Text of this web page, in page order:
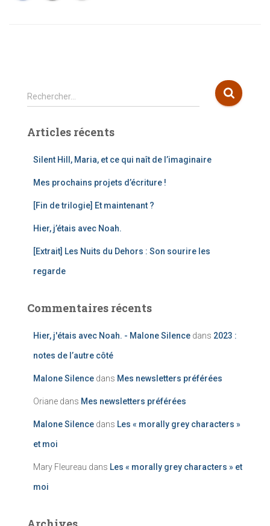
R
e
h
Rechercher…
Articles récents
Silent Hill, Maria, et ce qui naît de l’imaginaire
Mes prochains projets d’écriture !
[Fin de trilogie] Et maintenant ?
Hier, j’étais avec Noah.
[Extrait] Les Nuits du Dehors : Son sourire les
regarde
Commentaires récents
Hier, j'étais avec Noah. - Malone Silence dans 2023 :
notes de l’autre côté
Malone Silence dans Mes newsletters préférées
Oriane dans Mes newsletters préférées
Malone Silence dans Les « morally grey characters »
et moi
Mary Fleureau dans Les « morally grey characters » et
moi